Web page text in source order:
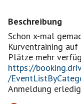
Beschreibung
Schon x-mal
Kurventraining
https://
/
Anmeldung